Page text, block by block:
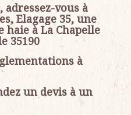
adressez-vous à
Elagage 35, une
à La Chapelle
35190
à
un devis à un